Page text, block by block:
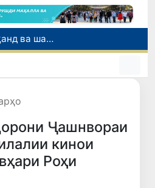
Эбола аз назорат берун мешавад: дар ҶД Конго шумораи беморон дар як ҳафта ду баробар афзуд, СУТ бонги хатар мезанад
Дар моҳи июл дар Ӯзбекистон нархи маҳсулоти озуқаворӣ коҳиш ёфт, аммо баъзе молу хидматрасониҳо гарон шуданд
Ҷашнвораи
кинои
Роҳи